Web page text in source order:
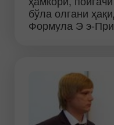
бўла олгани
Формула Э э-